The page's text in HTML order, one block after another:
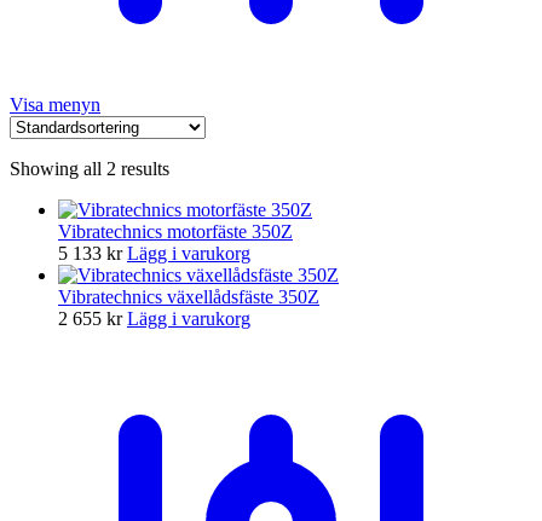
Visa menyn
Showing all 2 results
Vibratechnics motorfäste 350Z
5 133 kr Lägg i varukorg
Vibratechnics växellådsfäste 350Z
2 655 kr Lägg i varukorg